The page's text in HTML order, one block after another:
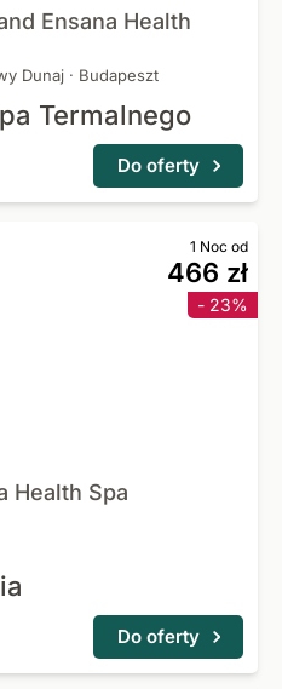
Ensana Health
Dunaj · Budapeszt
Termalnego
Do oferty
1 Noc od
466 zł
- 23%
Health Spa
Do oferty